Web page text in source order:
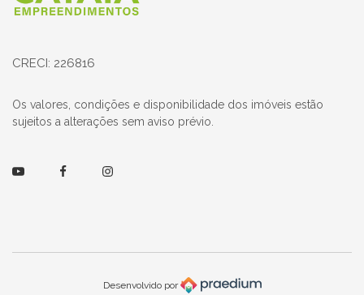
CRECI: 226816
Os valores, condições e disponibilidade dos imóveis estão
sujeitos a alterações sem aviso prévio.
YoutubeFacebookInstagram
Desenvolvido por